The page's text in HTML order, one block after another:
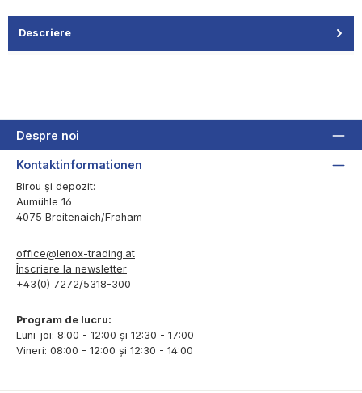
Descriere
Despre noi
Kontaktinformationen
Birou și depozit:
Aumühle 16
4075 Breitenaich/Fraham
office@lenox-trading.at
Înscriere la newsletter
+43(0) 7272/5318-300
Program de lucru:
Luni-joi: 8:00 - 12:00 și 12:30 - 17:00
Vineri: 08:00 - 12:00 și 12:30 - 14:00